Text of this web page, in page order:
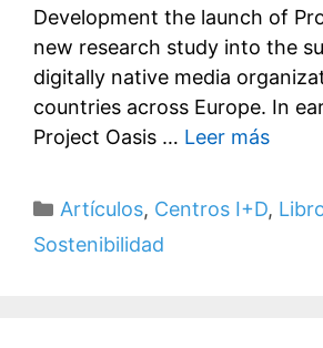
Development the launch of
new research study into the
digitally native media
countries across Europe. In
Project Oasis … Leer más
Categorías
Artículos, Centros I+D,
Sostenibilidad